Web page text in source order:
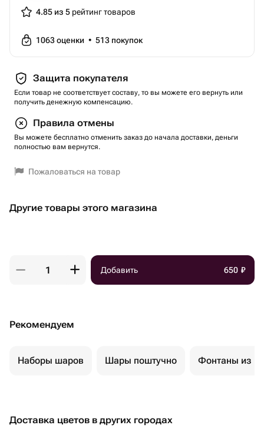
4.85 из 5 рейтинг товаров
1063оценки • 513 покупок
Защита покупателя
Если товар не соответствует составу, то вы можете его вернуть или
получить денежную компенсацию.
Правила отмены
Вы можете бесплатно отменить заказ до начала доставки, деньги
полностью вам вернутся.
Пожаловаться на товар
Другие товары этого магазина
Добавить 650 ₽
Рекомендуем
Наборы шаров Шары поштучно Фонтаны из
Доставка цветов в других городах